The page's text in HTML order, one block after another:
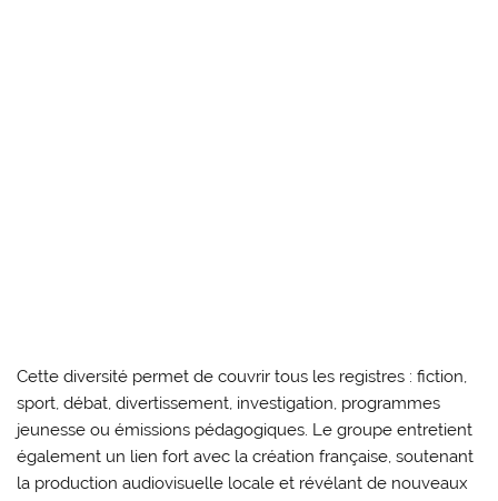
Cette diversité permet de couvrir tous les registres : fiction,
sport, débat, divertissement, investigation, programmes
jeunesse ou émissions pédagogiques. Le groupe entretient
également un lien fort avec la création française, soutenant
la production audiovisuelle locale et révélant de nouveaux